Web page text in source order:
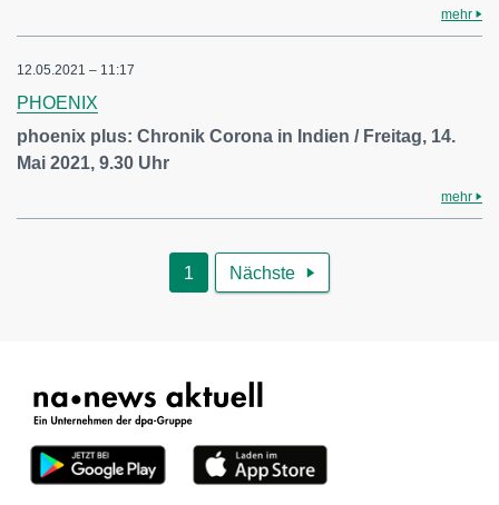
mehr
12.05.2021 – 11:17
PHOENIX
phoenix plus: Chronik Corona in Indien / Freitag, 14.
Mai 2021, 9.30 Uhr
mehr
1 Nächste 